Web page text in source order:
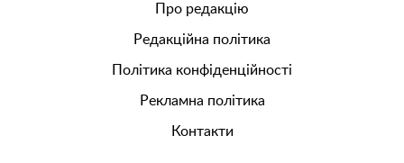
Про редакцію
Редакційна політика
Політика конфіденційності
Рекламна політика
Контакти